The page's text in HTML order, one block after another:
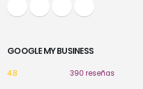
GOOGLE MY BUSINESS
4.8 390 reseñas